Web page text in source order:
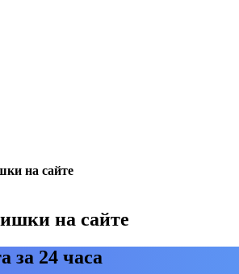
на сайте
на сайте
за 24 часа